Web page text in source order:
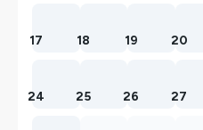
17 18 19 20
24 25 26 27